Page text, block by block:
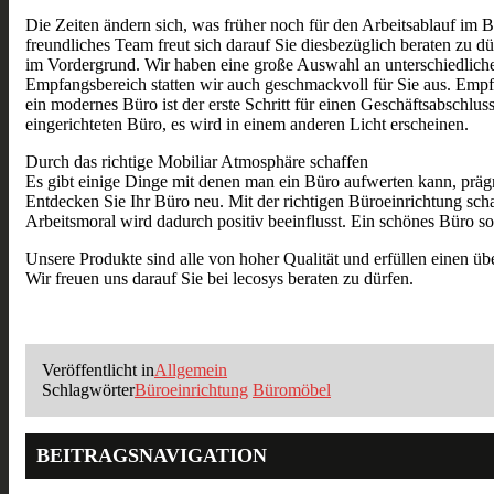
Die Zeiten ändern sich, was früher noch für den Arbeitsablauf im
freundliches Team freut sich darauf Sie diesbezüglich beraten zu
im Vordergrund. Wir haben eine große Auswahl an
Empfangsbereich statten wir auch geschmackvoll für Sie aus.
ein modernes Büro ist der erste Schritt für einen
eingerichteten Büro, es wird in einem anderen Licht erscheinen.
Durch das richtige Mobiliar Atmosphäre schaffen
Es gibt einige Dinge mit denen man ein Büro aufwerten kann,
Entdecken Sie Ihr Büro neu. Mit der richtigen Büroeinrichtung
Arbeitsmoral wird dadurch positiv beeinflusst. Ein schönes Büro
Unsere Produkte sind alle von hoher Qualität und erfüllen einen
Wir freuen uns darauf Sie bei lecosys beraten zu dürfen.
Veröffentlicht inAllgemein
SchlagwörterBüroeinrichtung Büromöbel
BEITRAGSNAVIGATION